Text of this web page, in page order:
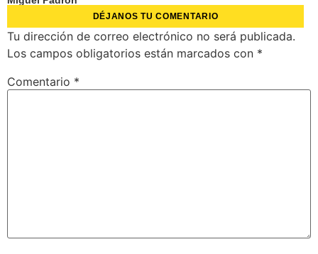
DÉJANOS TU COMENTARIO
Tu dirección de correo electrónico no será publicada.
Los campos obligatorios están marcados con *
Comentario *